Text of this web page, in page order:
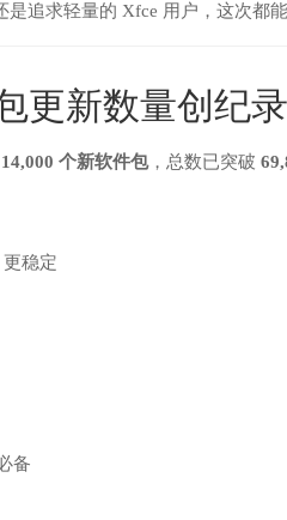
追求轻量的 Xfce 用户，这次都
更新数量创纪录
个新软件包，总数已突破
更稳定
备